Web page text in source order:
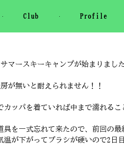
Club Profile
マースキーキャンプが始まりました
が無いと耐えられません！！
ッパを着ていれば中まで濡れる
を一式忘れて来たので、前回の
温が下がってブラシが硬いので2